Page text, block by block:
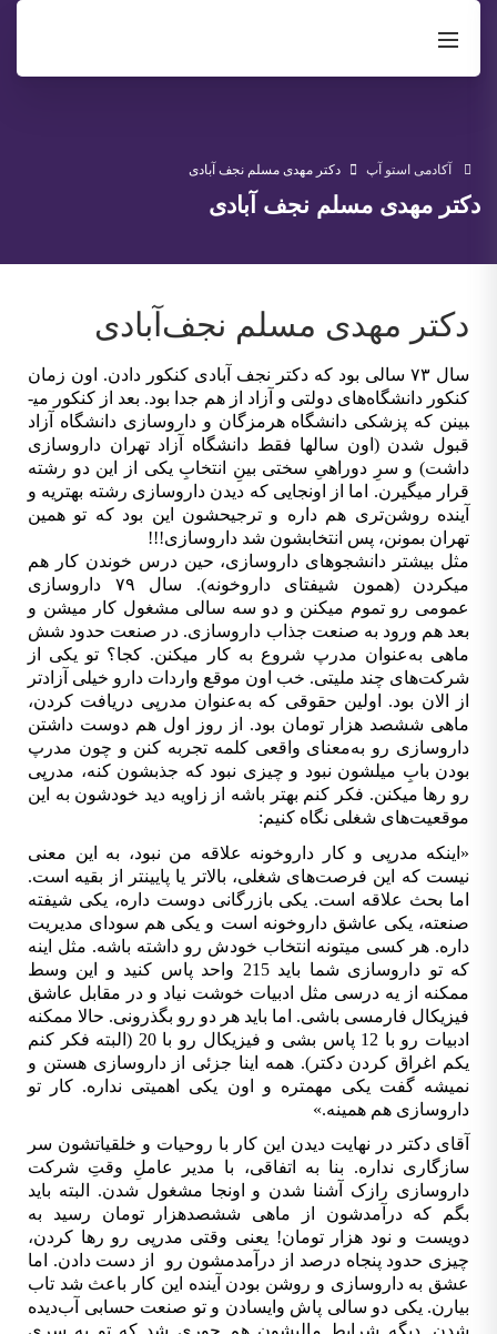
آکادمی استو آپ دکتر مهدی مسلم نجف آبادی
دکتر مهدی مسلم نجف آبادی
دکتر مهدی مسلم نجف‌آبادی
سال ۷۳ سالی بود که دکتر نجف آبادی کنکور دادن. اون زمان
کنکور دانشگاه‌­های دولتی و آزاد از هم جدا بود. بعد از کنکور می­
بینن که پزشکی دانشگاه هرمزگان و داروسازی دانشگاه آزاد
قبول شدن (اون سال­ها فقط دانشگاه آزاد تهران داروسازی
داشت) و سرِ دوراهیِ سختی بینِ انتخابِ یکی از این دو رشته
قرار می­گیرن. اما از اون­جایی که دیدن داروسازی رشته بهتریه و
آینده روشن­‌تری هم داره و ترجیحشون این بود که تو همین
تهران بمونن، پس انتخابشون شد داروسازی!!!
مثل بیش­تر دانشجوهای داروسازی، حین درس خوندن کار هم
می­کردن (همون شیفتای داروخونه). سال ۷۹ داروسازی
عمومی رو تموم می­کنن و دو سه سالی مشغول کار می­شن و
بعد هم ورود به صنعت جذاب داروسازی. در صنعت حدود شش
ماهی به­‌عنوان مدرپ شروع به کار می­کنن. کجا؟ تو یکی از
شرکت‌­های چند ملیتی. خب اون موقع واردات دارو خیلی آزادتر
از الان بود. اولین حقوقی که به‌­عنوان مدرپی دریافت کردن،
ماهی ششصد هزار تومان بود. از روز اول هم دوست داشتن
داروسازی رو به­‌معنای واقعی کلمه تجربه کنن و چون مدرپ
بودن بابِ میلشون نبود و چیزی نبود که جذبشون کنه، مدرپی
رو رها می­کنن. فکر کنم بهتر باشه از زاویه دید خودشون به این
موقعیت­‌های شغلی نگاه کنیم:
» این­­که مدرپی و کار داروخونه علاقه من نبود، به این معنی
نیست که این فرصت‌­های شغلی، بالاتر یا پایین­تر از بقیه است.
اما بحث علاقه است. یکی بازرگانی دوست داره، یکی شیفته
صنعته، یکی عاشق داروخونه است و یکی هم سودای مدیریت
داره. هر کسی می­تونه انتخاب خودش رو داشته باشه. مثل اینه
که تو داروسازی شما باید 215 واحد پاس کنید و این وسط
ممکنه از یه درسی مثل ادبیات خوشت نیاد و در مقابل عاشق
فیزیکال فارمسی باشی. اما باید هر دو رو بگذرونی. حالا ممکنه
ادبیات رو با 12 پاس بشی و فیزیکال رو با 20 (البته فکر کنم
یکم اغراق کردن دکتر). همه اینا جزئی از داروسازی هستن و
نمی­شه گفت یکی مهم­تره و اون یکی اهمیتی نداره. کار تو
داروسازی هم همینه.«
آقای دکتر در نهایت دیدن این کار با روحیات و خلقیاتشون سر
سازگاری نداره. بنا به اتفاقی، با مدیر عاملِ وقتِ شرکت
داروسازی رازک آشنا شدن و اون­جا مشغول شدن. البته باید
بگم که درآمدشون از ماهی ششصدهزار تومان رسید به
دویست و نود هزار تومان! یعنی وقتی مدرپی رو رها کردن،
چیزی حدود پنجاه درصد از درآمدمشون رو از دست دادن. اما
عشق به داروسازی و روشن بودن آینده این کار باعث شد تاب
بیارن. یکی دو سالی پاش وایسادن و تو صنعت حسابی آب­‌دیده